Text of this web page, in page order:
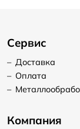
Сервис
– Доставка
– Оплата
–
Компания